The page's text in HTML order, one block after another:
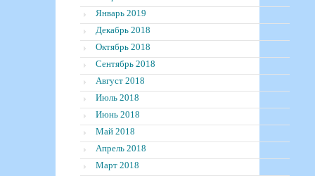
Январь 2019
Декабрь 2018
Октябрь 2018
Сентябрь 2018
Август 2018
Июль 2018
Июнь 2018
Май 2018
Апрель 2018
Март 2018